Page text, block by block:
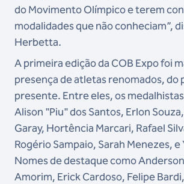
do Movimento Olímpico e terem
modalidades que não conheciam”,
Herbetta.
A primeira edição da COB Expo foi
presença de atletas renomados, do
presente. Entre eles, os
Alison "Piu" dos Santos, Erlon
Garay, Hortência Marcari, Rafael
Rogério Sampaio, Sarah Menezes, e
Nomes de destaque como
Amorim, Erick Cardoso, Felipe